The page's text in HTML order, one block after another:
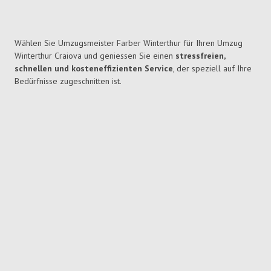
Wählen Sie Umzugsmeister Farber Winterthur für Ihren Umzug
Winterthur Craiova und geniessen Sie einen stressfreien,
schnellen und kosteneffizienten Service, der speziell auf Ihre
Bedürfnisse zugeschnitten ist.